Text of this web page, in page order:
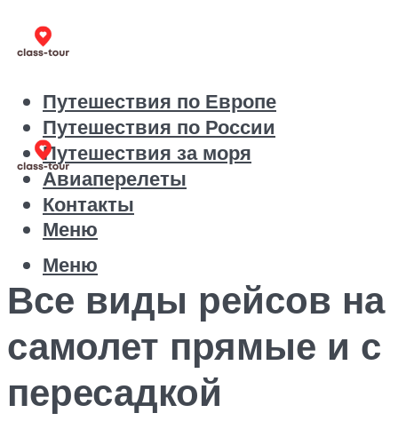
Путешествия по Европе
Путешествия по России
Путешествия за моря
Авиаперелеты
Контакты
Меню
Меню
Все виды рейсов на
самолет прямые и с
пересадкой